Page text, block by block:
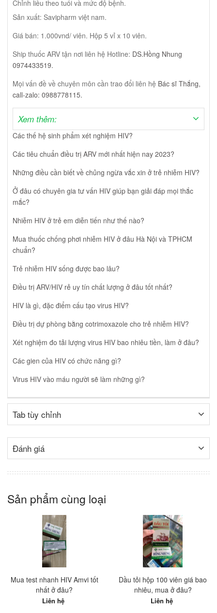
Chỉnh liều theo tuổi và mức độ bệnh.
Sản xuất: Savipharm việt nam.
Giá bán: 1.000vnd/ viên. Hộp 5 vỉ x 10 viên.
Ship thuốc ARV tận nơi liên hệ Hotline: DS.Hồng Nhung
0974433519.
Mọi vấn đề về chuyên môn cần trao đổi liên hệ Bác sĩ Thắng,
call-zalo: 0988778115.
Xem thêm:
Các thế hệ sinh phẩm xét nghiệm HIV?
Các tiêu chuẩn điều trị ARV mới nhất hiện nay 2023?
Những điều cần biết về chủng ngừa vắc xin ở trẻ nhiễm HIV?
Ở đâu có chuyên gia tư vấn HIV giúp bạn giải đáp mọi thắc
mắc?
Nhiễm HIV ở trẻ em diễn tiến như thế nào?
Mua thuốc chống phơi nhiễm HIV ở đâu Hà Nội và TPHCM
chuẩn?
Trẻ nhiễm HIV sống được bao lâu?
Điều trị ARV/HIV rẻ uy tín chất lượng ở đâu tốt nhất?
HIV là gì, đặc điểm cấu tạo virus HIV?
Điều trị dự phòng bằng cotrimoxazole cho trẻ nhiễm HIV?
Xét nghiệm đo tải lượng virus HIV bao nhiêu tiền, làm ở đâu?
Các gien của HIV có chức năng gì?
Virus HIV vào máu người sẽ làm những gì?
Tab tùy chỉnh
Đánh giá
Sản phẩm cùng loại
Mua test nhanh HIV Amvi tốt
nhất ở đâu?
Liên hệ
Dầu tỏi hộp 100 viên giá bao
nhiêu, mua ở đâu?
Liên hệ